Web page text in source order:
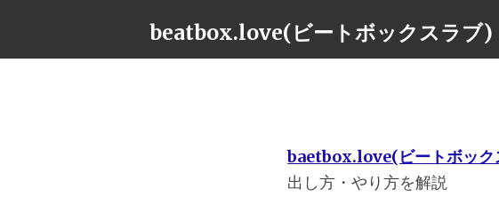
beatbox.love(ビートボックスラブ)
baetbox.love(ビートボック
出し方・やり方を解説